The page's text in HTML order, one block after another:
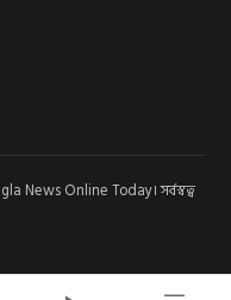
News Online Today। সর্বস্বত্ব